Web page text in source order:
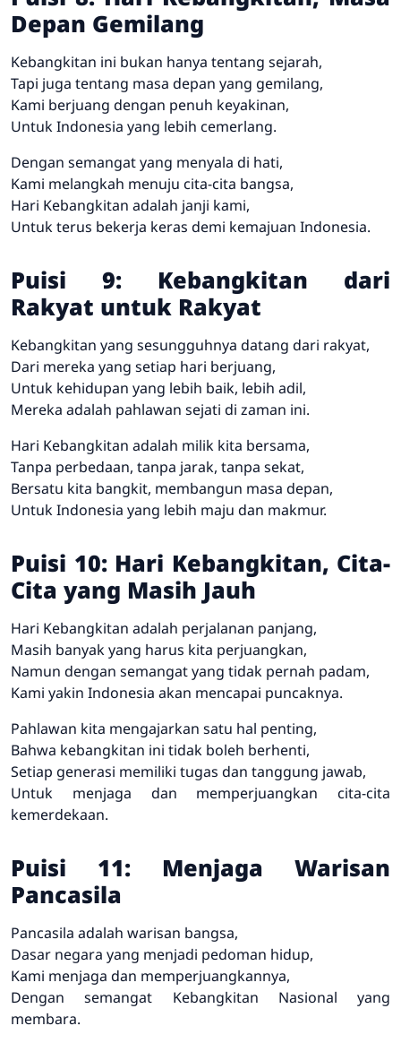
Depan Gemilang
Kebangkitan ini bukan hanya tentang sejarah,
Tapi juga tentang masa depan yang gemilang,
Kami berjuang dengan penuh keyakinan,
Untuk Indonesia yang lebih cemerlang.
Dengan semangat yang menyala di hati,
Kami melangkah menuju cita-cita bangsa,
Hari Kebangkitan adalah janji kami,
Untuk terus bekerja keras demi kemajuan Indonesia.
Puisi 9: Kebangkitan dari
Rakyat untuk Rakyat
Kebangkitan yang sesungguhnya datang dari rakyat,
Dari mereka yang setiap hari berjuang,
Untuk kehidupan yang lebih baik, lebih adil,
Mereka adalah pahlawan sejati di zaman ini.
Hari Kebangkitan adalah milik kita bersama,
Tanpa perbedaan, tanpa jarak, tanpa sekat,
Bersatu kita bangkit, membangun masa depan,
Untuk Indonesia yang lebih maju dan makmur.
Puisi 10: Hari Kebangkitan, Cita-
Cita yang Masih Jauh
Hari Kebangkitan adalah perjalanan panjang,
Masih banyak yang harus kita perjuangkan,
Namun dengan semangat yang tidak pernah padam,
Kami yakin Indonesia akan mencapai puncaknya.
Pahlawan kita mengajarkan satu hal penting,
Bahwa kebangkitan ini tidak boleh berhenti,
Setiap generasi memiliki tugas dan tanggung jawab,
Untuk menjaga dan memperjuangkan cita-cita
kemerdekaan.
Puisi 11: Menjaga Warisan
Pancasila
Pancasila adalah warisan bangsa,
Dasar negara yang menjadi pedoman hidup,
Kami menjaga dan memperjuangkannya,
Dengan semangat Kebangkitan Nasional yang
membara.